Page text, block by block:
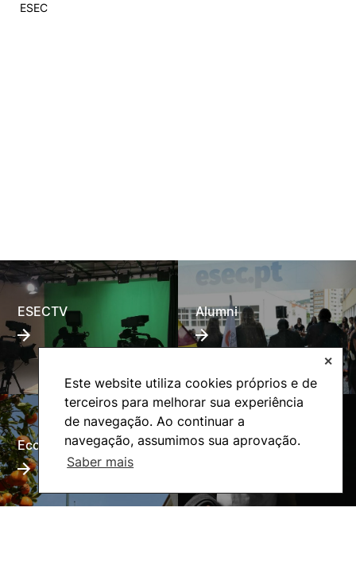
Este website utiliza cookies próprios e de
terceiros para melhorar sua experiência
de navegação. Ao continuar a
navegação, assumimos sua aprovação.
Saber mais
✕
ESEC
ESECTV Alumni
Eco-Escola Internacional